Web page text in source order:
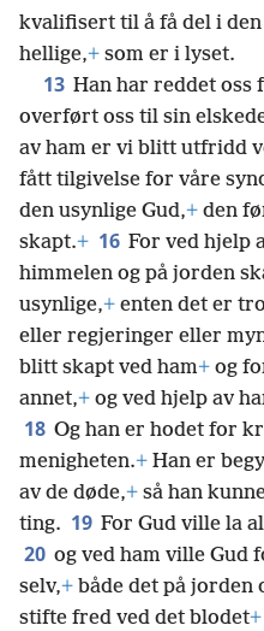
kvalifisert til å få del i
hellige,+ som er i lyset.
13 Han har reddet oss
overført oss til sin
av ham er vi blitt utfridd
fått tilgivelse for våre
den usynlige Gud,+ den
skapt.+ 16 For ved hjelp
himmelen og på jorden
usynlige,+ enten det er
eller regjeringer eller
blitt skapt ved ham+ og
annet,+ og ved hjelp av
18 Og han er hodet for
menigheten.+ Han er
av de døde,+ så han
ting. 19 For Gud ville la
20 og ved ham ville Gud
selv,+ både det på jorden
stifte fred ved det blodet+